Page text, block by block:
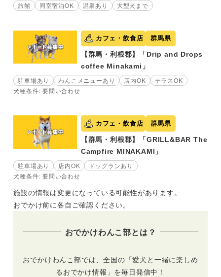
旅館 同室宿泊OK 温泉あり 大型犬まで
カフェ・飲食店 群馬県
【群馬・利根郡】「Drip and Drops
coffee Minakami」
駐車場あり わんこメニューあり 店内OK
テラスOK
犬種条件: 要問い合わせ
カフェ・飲食店 群馬県
【群馬・利根郡】「GRILL&BAR The
Campfire MINAKAMI」
駐車場あり 店内OK
ドッグランあり
犬種条件: 要問い合わせ
施設の情報は変更になっている可能性があります。
おでかけ前に各自ご確認ください。
おでかけわんこ部とは？
おでかけわんこ部では、全国の「愛犬と一緒に楽しめ
るおでかけ情報」を毎日発信中！